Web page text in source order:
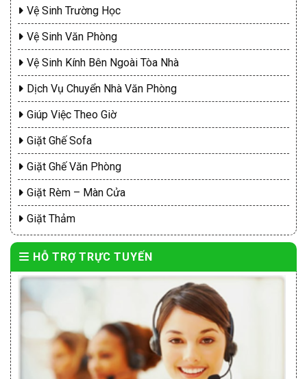
Vệ Sinh Trường Học
Vệ Sinh Văn Phòng
Vệ Sinh Kính Bên Ngoài Tòa Nhà
Dịch Vụ Chuyển Nhà Văn Phòng
Giúp Việc Theo Giờ
Giặt Ghế Sofa
Giặt Ghế Văn Phòng
Giặt Rèm – Màn Cửa
Giặt Thảm
HỖ TRỢ TRỰC TUYẾN